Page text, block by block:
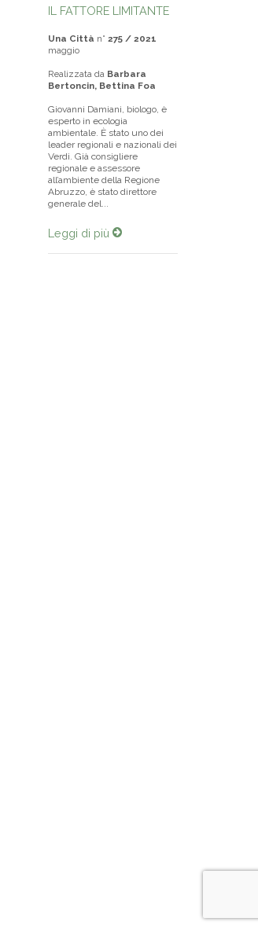
IL FATTORE LIMITANTE
Una Città n° 275 / 2021
maggio
Realizzata da Barbara
Bertoncin, Bettina Foa
Giovanni Damiani, biologo, è
esperto in ecologia
ambientale. È stato uno dei
leader regionali e nazionali dei
Verdi. Già consigliere
regionale e assessore
all’ambiente della Regione
Abruzzo, è stato direttore
generale del...
Leggi di più